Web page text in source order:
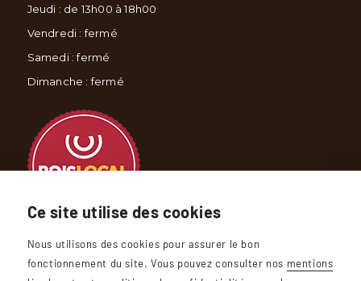
Jeudi : de 13h00 à 18h00
Vendredi : fermé
Samedi : fermé
Dimanche : fermé
Ce site utilise des cookies
Nous utilisons des cookies pour assurer le bon
fonctionnement du site. Vous pouvez consulter nos mentions